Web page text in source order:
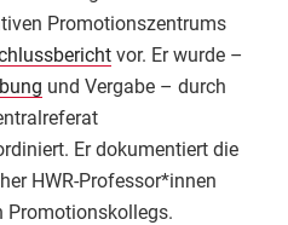
Promotionszentrums
vor. Er wurde –
und Vergabe – durch
Er dokumentiert die
HWR-Professor*innen
Promotionskollegs.